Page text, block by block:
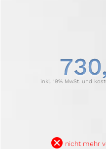
inkl. 19% MwSt. und
B nicht mehr